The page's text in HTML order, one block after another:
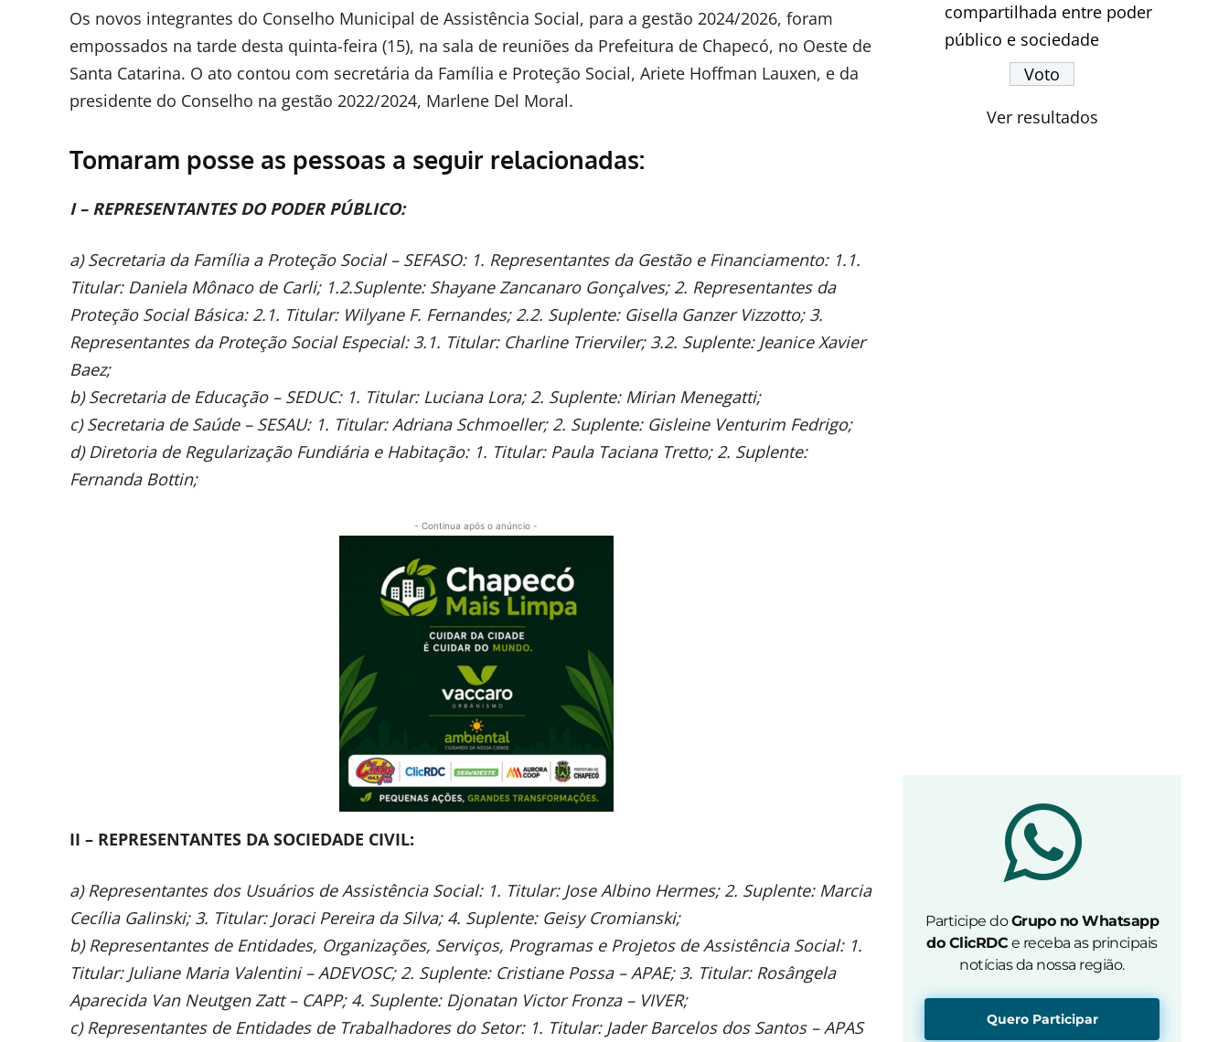
Os novos integrantes do Conselho Municipal de Assistência Social, para a gestão 2024/2026, foram
empossados na tarde desta quinta-feira (15), na sala de reuniões da Prefeitura de Chapecó, no Oeste de
Santa Catarina. O ato contou com secretária da Família e Proteção Social, Ariete Hoffman Lauxen, e da
presidente do Conselho na gestão 2022/2024, Marlene Del Moral.
Tomaram posse as pessoas a seguir relacionadas:
I – REPRESENTANTES DO PODER PÚBLICO:
a) Secretaria da Família a Proteção Social – SEFASO: 1. Representantes da Gestão e Financiamento: 1.1.
Titular: Daniela Mônaco de Carli; 1.2.Suplente: Shayane Zancanaro Gonçalves; 2. Representantes da
Proteção Social Básica: 2.1. Titular: Wilyane F. Fernandes; 2.2. Suplente: Gisella Ganzer Vizzotto; 3.
Representantes da Proteção Social Especial: 3.1. Titular: Charline Trierviler; 3.2. Suplente: Jeanice Xavier
Baez;
b) Secretaria de Educação – SEDUC: 1. Titular: Luciana Lora; 2. Suplente: Mirian Menegatti;
c) Secretaria de Saúde – SESAU: 1. Titular: Adriana Schmoeller; 2. Suplente: Gisleine Venturim Fedrigo;
d) Diretoria de Regularização Fundiária e Habitação: 1. Titular: Paula Taciana Tretto; 2. Suplente:
Fernanda Bottin;
- Continua após o anúncio -
II – REPRESENTANTES DA SOCIEDADE CIVIL:
a) Representantes dos Usuários de Assistência Social: 1. Titular: Jose Albino Hermes; 2. Suplente: Marcia
Cecília Galinski; 3. Titular: Joraci Pereira da Silva; 4. Suplente: Geisy Cromianski;
b) Representantes de Entidades, Organizações, Serviços, Programas e Projetos de Assistência Social: 1.
Titular: Juliane Maria Valentini – ADEVOSC; 2. Suplente: Cristiane Possa – APAE; 3. Titular: Rosângela
Aparecida Van Neutgen Zatt – CAPP; 4. Suplente: Djonatan Victor Fronza – VIVER;
c) Representantes de Entidades de Trabalhadores do Setor: 1. Titular: Jader Barcelos dos Santos – APAS
compartilhada entre poder
público e sociedade
Ver resultados
Participe doGrupo no Whatsapp
do ClicRDC e receba as principais
notícias da nossa região.
Quero Participar